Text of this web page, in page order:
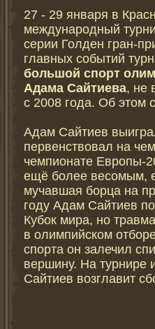
27 - 29 января в
международный
серии Голден гран-
главных событий
большой спорт
Адама Сайтиева, не
с 2008 года. Об этом
Адам Сайтиев
первенствовал на
чемпионате Европы-
ещё более весомым,
мучавшая борца на
году Адам Сайтиев
Кубок мира, но
в олимпийском
спорта он залечил
вершину. На
Сайтиев возглавит